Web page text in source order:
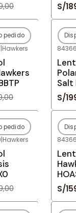
S/
pedido
|Hawkers
-
Salt
S/
pedido
|Hawkers
-
S/